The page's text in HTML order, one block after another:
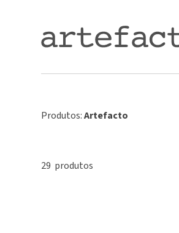
Produtos:Artefacto
29 produtos